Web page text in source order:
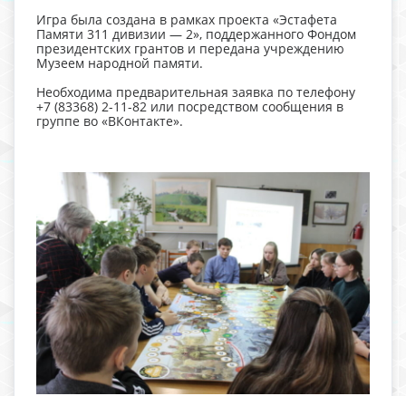
Игра была создана в рамках проекта «Эстафета
Памяти 311 дивизии — 2», поддержанного Фондом
президентских грантов и передана учреждению
Музеем народной памяти.
Необходима предварительная заявка по телефону
+7 (83368) 2-11-82 или посредством сообщения в
группе во «ВКонтакте».